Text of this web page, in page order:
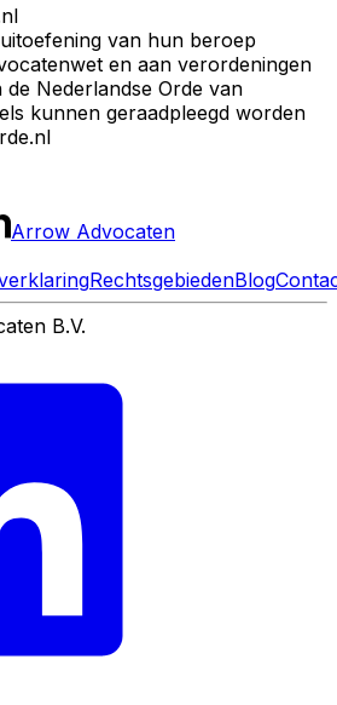
van hun beroep
en aan verordeningen
Nederlandse Orde van
kunnen geraadpleegd worden
Arrow Advocaten
RechtsgebiedenBlog
B.V.